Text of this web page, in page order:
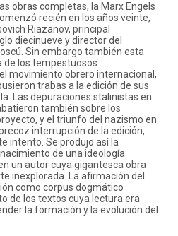
obras completas, la Marx Engels
recién en los años veinte,
Riazanov, principal
diecinueve y director del
Sin embargo también esta
de los tempestuosos
movimiento obrero internacional,
trabas a la edición de sus
Las depuraciones stalinistas en
también sobre los
y el triunfo del nazismo en
interrupción de la edición,
intento. Se produjo así la
de una ideología
un autor cuya gigantesca obra
inexplorada. La afirmación del
como corpus dogmático
de los textos cuya lectura era
la formación y la evolución del